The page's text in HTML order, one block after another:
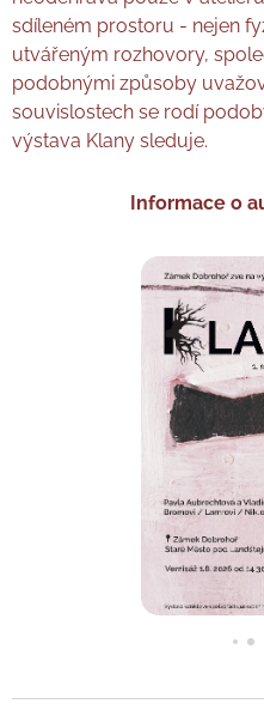
sdíleném prostoru - nejen
utvářeným rozhovory,
podobnými způsoby
souvislostech se rodí
výstava Klany sleduje.
Informace o